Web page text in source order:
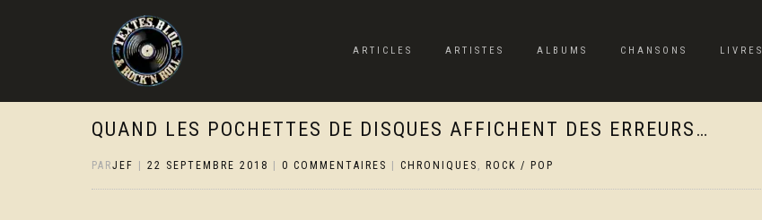
ARTICLES ARTISTES ALBUMS CHANSONS LIVRES
QUAND LES POCHETTES DE DISQUES AFFICHENT DES ERREURS…
PARJEF 22 SEPTEMBRE 2018 0 COMMENTAIRES CHRONIQUES , ROCK / POP